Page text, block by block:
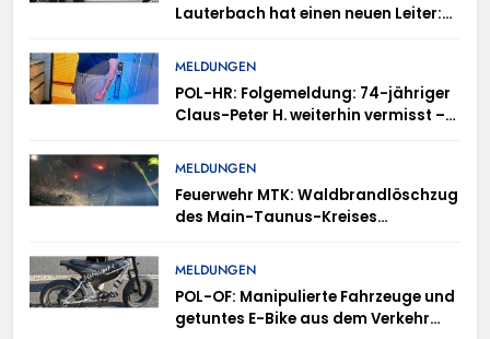
Lauterbach hat einen neuen Leiter:
MELDUNGEN
POL-HR: Folgemeldung: 74-jähriger
Claus-Peter H. weiterhin vermisst –
MELDUNGEN
Feuerwehr MTK: Waldbrandlöschzug
des Main-Taunus-Kreises
Rheingau-Taunus-Kreis – Rund 45
schwierigem Gelände die Flanken
des Brandgebietes
MELDUNGEN
POL-OF: Manipulierte Fahrzeuge und
getuntes E-Bike aus dem Verkehr